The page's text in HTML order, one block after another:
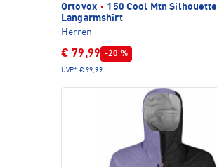
Ortovox · 150 Cool Mtn Silhouette
Langarmshirt
Herren
€ 79,99 -20 %
UVP* € 99,99